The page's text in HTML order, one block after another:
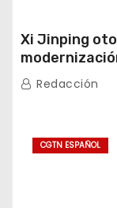
Xi Jinping
Redacción
CGTN ESPAÑOL